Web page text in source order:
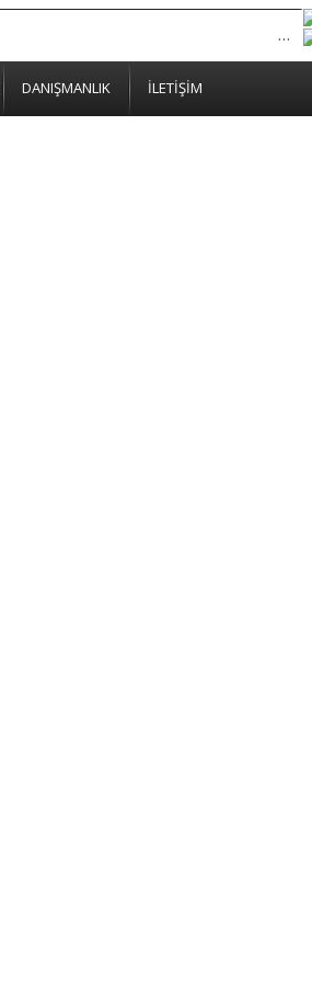
MERKEZİMİZ BÜNYESİNDE YETİŞTİRİLMEK ÜZERE GÖNÜLLÜ ÜLKE MASASI UZMANI VE UZMAN ADAYLARI ARIYORUZ
DANIŞMANLIK İLETİŞİM